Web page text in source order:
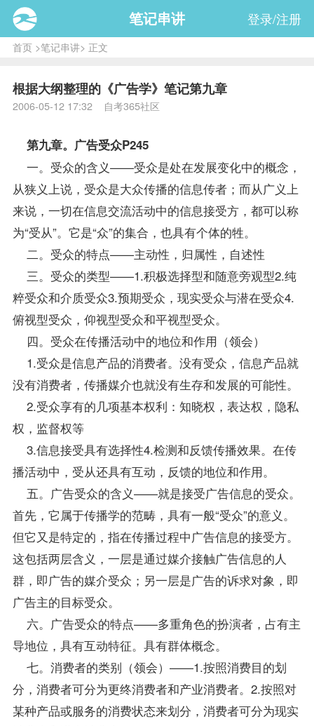
笔记串讲 登录/注册
首页>笔记串讲> 正文
根据大纲整理的《广告学》笔记第九章
2006-05-12 17:32 自考365社区
第九章。广告受众P245
一。受众的含义——受众是处在发展变化中的概念，
从狭义上说，受众是大众传播的信息传者；而从广义上
来说，一切在信息交流活动中的信息接受方，都可以称
为“受从”。它是“众”的集合，也具有个体的牲。
二。受众的特点——主动性，归属性，自述性
三。受众的类型——1.积极选择型和随意旁观型2.纯
粹受众和介质受众3.预期受众，现实受众与潜在受众4.
俯视型受众，仰视型受众和平视型受众。
四。受众在传播活动中的地位和作用（领会）
1.受众是信息产品的消费者。没有受众，信息产品就
没有消费者，传播媒介也就没有生存和发展的可能性。
2.受众享有的几项基本权利：知晓权，表达权，隐私
权，监督权等
3.信息接受具有选择性4.检测和反馈传播效果。在传
播活动中，受从还具有互动，反馈的地位和作用。
五。广告受众的含义——就是接受广告信息的受众。
首先，它属于传播学的范畴，具有一般“受众”的意义。
但它又是特定的，指在传播过程中广告信息的接受方。
这包括两层含义，一层是通过媒介接触广告信息的人
群，即广告的媒介受众；另一层是广告的诉求对象，即
广告主的目标受众。
六。广告受众的特点——多重角色的扮演者，占有主
导地位，具有互动特征。具有群体概念。
七。消费者的类别（领会）——1.按照消费目的划
分，消费者可分为更终消费者和产业消费者。2.按照对
某种产品或服务的消费状态来划分，消费者可分为现实